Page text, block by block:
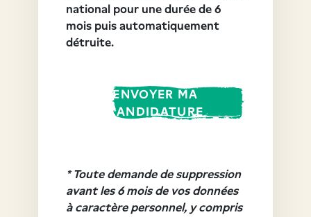
national pour une durée de 6
mois puis automatiquement
détruite.
ENVOYER MA
CANDIDATURE
* Toute demande de suppression
avant les 6 mois de vos données
à caractère personnel, y compris